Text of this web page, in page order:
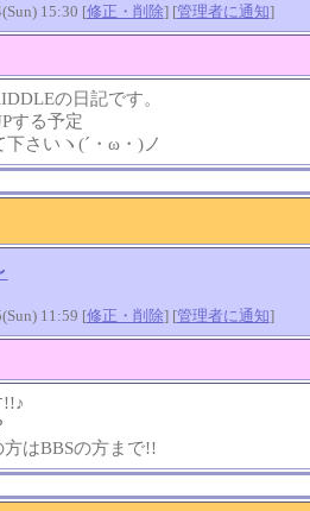
15:30 [修正・削除] [管理者に通知]
の日記です。
する予定
さいヽ(´・ω・)ノ
11:59 [修正・削除] [管理者に通知]
!!♪
はBBSの方まで!!